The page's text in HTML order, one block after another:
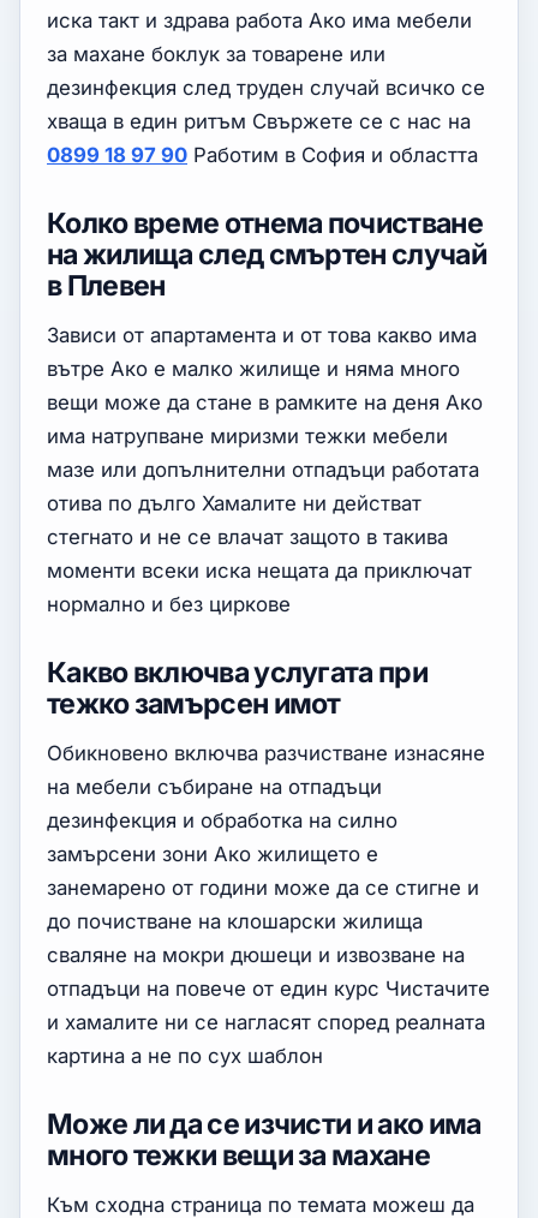
иска такт и здрава работа Ако има мебели
за махане боклук за товарене или
дезинфекция след труден случай всичко се
хваща в един ритъм Свържете се с нас на
0899 18 97 90 Работим в София и областта
Колко време отнема почистване
на жилища след смъртен случай
в Плевен
Зависи от апартамента и от това какво има
вътре Ако е малко жилище и няма много
вещи може да стане в рамките на деня Ако
има натрупване миризми тежки мебели
мазе или допълнителни отпадъци работата
отива по дълго Хамалите ни действат
стегнато и не се влачат защото в такива
моменти всеки иска нещата да приключат
нормално и без циркове
Какво включва услугата при
тежко замърсен имот
Обикновено включва разчистване изнасяне
на мебели събиране на отпадъци
дезинфекция и обработка на силно
замърсени зони Ако жилището е
занемарено от години може да се стигне и
до почистване на клошарски жилища
сваляне на мокри дюшеци и извозване на
отпадъци на повече от един курс Чистачите
и хамалите ни се нагласят според реалната
картина а не по сух шаблон
Може ли да се изчисти и ако има
много тежки вещи за махане
Към сходна страница по темата можеш да